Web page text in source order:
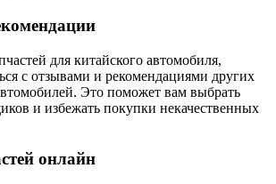
для китайского автомобиля,
с отзывами и рекомендациями других
Это поможет вам выбрать
и избежать покупки некачественных
онлайн